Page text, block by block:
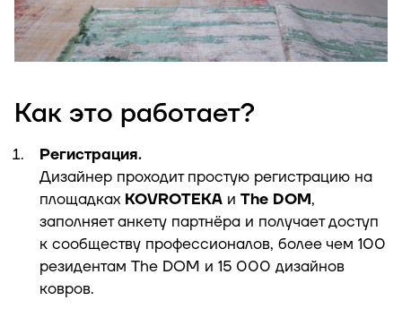
Как это работает?
Регистрация.
Дизайнер проходит простую регистрацию на
площадках KOVROTEKA и The DOM,
заполняет анкету партнёра и получает доступ
к сообществу профессионалов, более чем 100
резидентам The DOM и 15 000 дизайнов
ковров.